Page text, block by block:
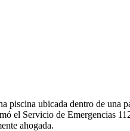
piscina ubicada dentro de
el Servicio de Emergencias
ahogada.